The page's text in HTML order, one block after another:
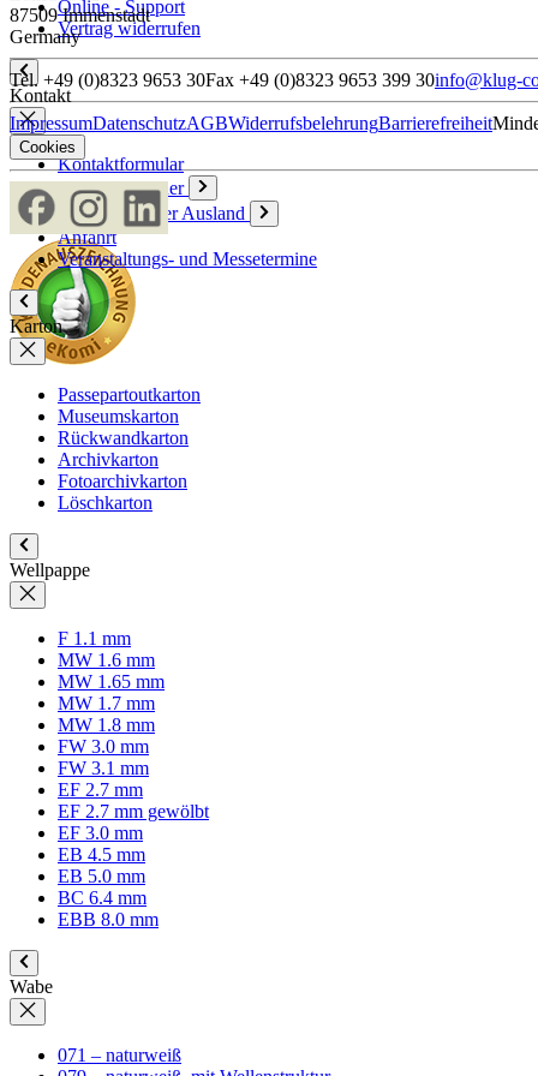
Online - Support
Vertrag widerrufen
Kontakt
Kontaktformular
Ansprechpartner
Vertriebspartner Ausland
Anfahrt
Veranstaltungs- und Messetermine
Karton
Passepartoutkarton
Museumskarton
Rückwandkarton
Archivkarton
Fotoarchivkarton
Löschkarton
Wellpappe
F 1.1 mm
MW 1.6 mm
MW 1.65 mm
MW 1.7 mm
MW 1.8 mm
FW 3.0 mm
FW 3.1 mm
EF 2.7 mm
EF 2.7 mm gewölbt
EF 3.0 mm
EB 4.5 mm
EB 5.0 mm
BC 6.4 mm
EBB 8.0 mm
Wabe
071 – naturweiß
87509 Immenstadt
Germany
Tel. +49 (0)8323 9653 30Fax +49 (0)8323 9653 399 30info@klug-
ImpressumDatenschutzAGBWiderrufsbelehrungBarrierefreiheit
Cookies